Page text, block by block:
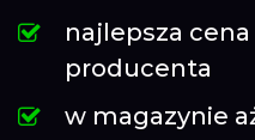
najlepsza
producenta
w magazynie